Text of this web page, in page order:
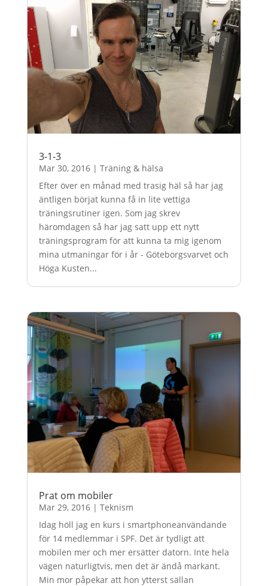
3-1-3
Mar 30, 2016| Träning & hälsa
Efter över en månad med trasig häl så har jag
äntligen börjat kunna få in lite vettiga
träningsrutiner igen. Som jag skrev
häromdagen så har jag satt upp ett nytt
träningsprogram för att kunna ta mig igenom
mina utmaningar för i år - Göteborgsvarvet och
Höga Kusten...
Prat om mobiler
Mar 29, 2016| Teknism
Idag höll jag en kurs i smartphoneanvändande
för 14 medlemmar i SPF. Det är tydligt att
mobilen mer och mer ersätter datorn. Inte hela
vägen naturligtvis, men det är ändå markant.
Min mor påpekar att hon ytterst sällan